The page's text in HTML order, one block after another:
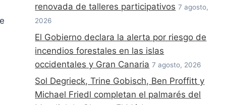
renovada de talleres participativos 7 agosto,
2026
El Gobierno declara la alerta por riesgo de
incendios forestales en las islas
occidentales y Gran Canaria 7 agosto, 2026
Sol Degrieck, Trine Gobisch, Ben Proffitt y
Michael Friedl completan el palmarés del